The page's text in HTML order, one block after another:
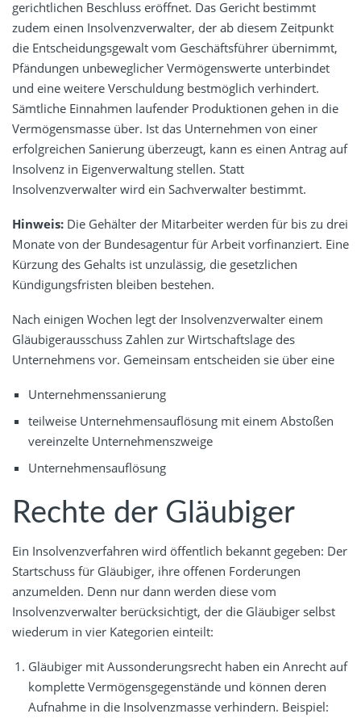
gerichtlichen Beschluss eröffnet. Das Gericht bestimmt
zudem einen Insolvenzverwalter, der ab diesem Zeitpunkt
die Entscheidungsgewalt vom Geschäftsführer übernimmt,
Pfändungen unbeweglicher Vermögenswerte unterbindet
und eine weitere Verschuldung bestmöglich verhindert.
Sämtliche Einnahmen laufender Produktionen gehen in die
Vermögensmasse über. Ist das Unternehmen von einer
erfolgreichen Sanierung überzeugt, kann es einen Antrag auf
Insolvenz in Eigenverwaltung stellen. Statt
Insolvenzverwalter wird ein Sachverwalter bestimmt.
Hinweis: Die Gehälter der Mitarbeiter werden für bis zu drei
Monate von der Bundesagentur für Arbeit vorfinanziert. Eine
Kürzung des Gehalts ist unzulässig, die gesetzlichen
Kündigungsfristen bleiben bestehen.
Nach einigen Wochen legt der Insolvenzverwalter einem
Gläubigerausschuss Zahlen zur Wirtschaftslage des
Unternehmens vor. Gemeinsam entscheiden sie über eine
Unternehmenssanierung
teilweise Unternehmensauflösung mit einem Abstoßen
vereinzelte Unternehmenszweige
Unternehmensauflösung
Rechte der Gläubiger
Ein Insolvenzverfahren wird öffentlich bekannt gegeben: Der
Startschuss für Gläubiger, ihre offenen Forderungen
anzumelden. Denn nur dann werden diese vom
Insolvenzverwalter berücksichtigt, der die Gläubiger selbst
wiederum in vier Kategorien einteilt:
Gläubiger mit Aussonderungsrecht haben ein Anrecht auf
komplette Vermögensgegenstände und können deren
Aufnahme in die Insolvenzmasse verhindern. Beispiel: